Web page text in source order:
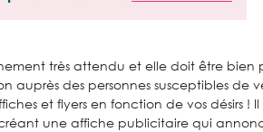
très attendu et elle doit être bien
auprès des personnes susceptibles de
et flyers en fonction de vos désirs !
une affiche publicitaire qui